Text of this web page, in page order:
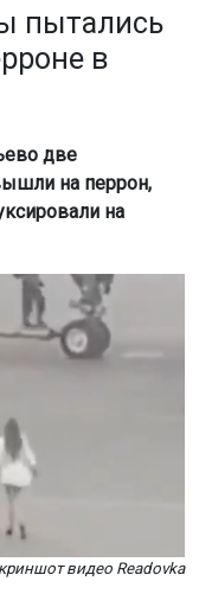
пытались
в
две
на перрон,
на
видео Readovka